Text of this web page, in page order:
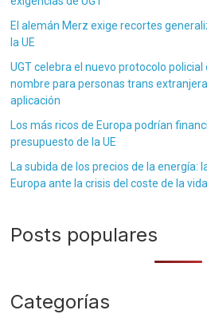
El alemán Merz exige recortes
la UE
UGT celebra el nuevo protocolo
nombre para personas trans
aplicación
Los más ricos de Europa podrían
presupuesto de la UE
La subida de los precios de la energía:
Europa ante la crisis del coste de la vida
Posts populares
Categorías